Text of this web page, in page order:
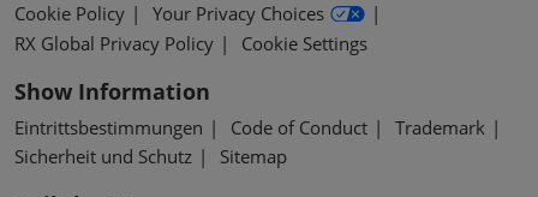
Cookie Policy
Your Privacy Choices
RX Global Privacy Policy
Cookie Settings
Show Information
Eintrittsbestimmungen Code of Conduct
Trademark
Sicherheit und Schutz
Sitemap